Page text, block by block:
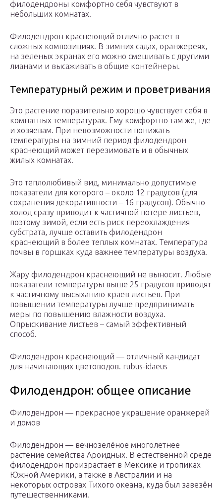
филодендроны комфортно себя чувствуют в
небольших комнатах.
Филодендрон краснеющий отлично растет в
сложных композициях. В зимних садах, оранжереях,
на зеленых экранах его можно смешивать с другими
лианами и высаживать в общие контейнеры.
Температурный режим и проветривания
Это растение поразительно хорошо чувствует себя в
комнатных температурах. Ему комфортно там же, где
и хозяевам. При невозможности понижать
температуры на зимний период филодендрон
краснеющий может перезимовать и в обычных
жилых комнатах.
Это теплолюбивый вид, минимально допустимые
показатели для которого – около 12 градусов (для
сохранения декоративности – 16 градусов). Обычно
холод сразу приводит к частичной потере листьев,
поэтому зимой, если есть риск переохлаждения
субстрата, лучше оставить филодендрон
краснеющий в более теплых комнатах. Температура
почвы в горшках куда важнее температуры воздуха.
Жару филодендрон краснеющий не выносит. Любые
показатели температуры выше 25 градусов приводят
к частичному высыханию краев листьев. При
повышении температуры лучше предпринимать
меры по повышению влажности воздуха.
Опрыскивание листьев – самый эффективный
способ.
Филодендрон краснеющий — отличный кандидат
для начинающих цветоводов. rubus-idaeus
Филодендрон: общее описание
Филодендрон — прекрасное украшение оранжерей
и домов
Филодендрон — вечнозелёное многолетнее
растение семейства Ароидных. В естественной среде
филодендрон произрастает в Мексике и тропиках
Южной Америки, а также в Австралии и на
некоторых островах Тихого океана, куда был завезён
путешественниками.